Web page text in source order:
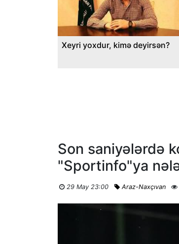
Xeyri yoxdur, kimə deyirsən?
Son saniyələrdə
"Sportinfo"ya
29 May 23:00 Araz-Naxçıvan